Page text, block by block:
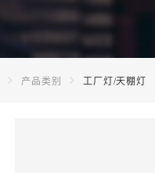
产品类别 工厂灯/天棚灯